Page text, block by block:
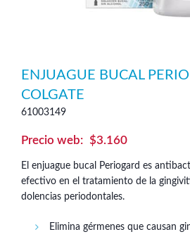
ENJUAGUE BUCAL
COLGATE
61003149
$3.160
El enjuague bucal Periogard es
efectivo en el tratamiento de la
dolencias periodontales.
Elimina gérmenes que causan